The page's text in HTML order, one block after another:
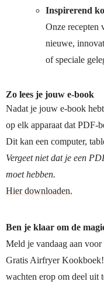
Inspirerend
Onze recepten
nieuwe,
of speciale
Zo lees je jouw e-book
Nadat je jouw e-book
op elk apparaat dat PDF-
Dit kan een computer,
Vergeet niet dat je een
moet hebben.
Hier downloaden.
Ben je klaar om de
Meld je vandaag aan
Gratis Airfryer
wachten erop om deel uit